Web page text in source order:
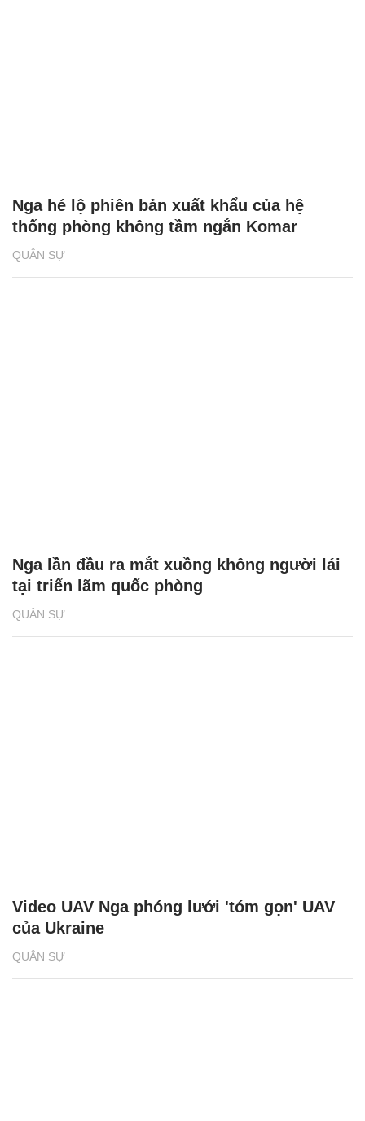
QUÂN SỰ
Nga hé lộ phiên bản xuất khẩu của hệ
thống phòng không tầm ngắn Komar
QUÂN SỰ
Nga lần đầu ra mắt xuồng không người lái
tại triển lãm quốc phòng
QUÂN SỰ
Video UAV Nga phóng lưới 'tóm gọn' UAV
của Ukraine